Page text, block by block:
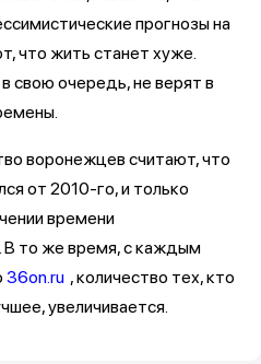
прогнозы на
что жить станет хуже.
свою очередь, не верят в
воронежцев считают, что
от 2010-го, и только
времени
В то же время, с каждым
36onru , количество тех, кто
увеличивается.